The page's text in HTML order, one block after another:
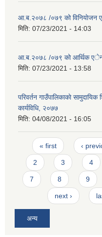
आ.ब.२०७८ /०७९ को
मिति: 07/23/2021 - 14:03
आ.ब.२०७८ /०७९ को आर्थिक
मिति: 07/23/2021 - 13:58
परिवर्तन गाउँपालिकाकाे
कार्यविधि, २०७७
मिति: 04/08/2021 - 16:05
Pages
« first ‹
2 3 4
7 8 9
next ›
अन्य